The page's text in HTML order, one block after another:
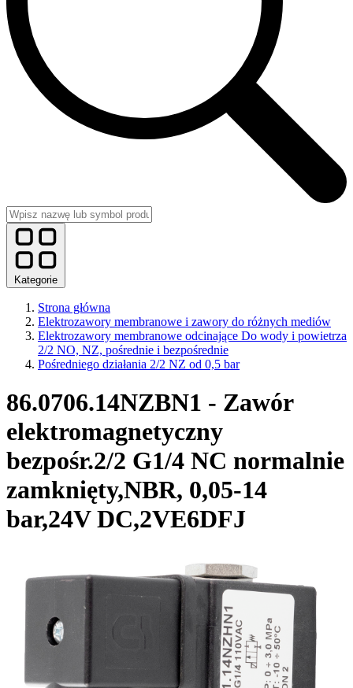
Kategorie
Strona główna
Elektrozawory membranowe i zawory do różnych mediów
Elektrozawory membranowe odcinające Do wody i powietrza
2/2 NO, NZ, pośrednie i bezpośrednie
Pośredniego działania 2/2 NZ od 0,5 bar
86.0706.14NZBN1 - Zawór
elektromagnetyczny
bezpośr.2/2 G1/4 NC normalnie
zamknięty,NBR, 0,05-14
bar,24V DC,2VE6DFJ